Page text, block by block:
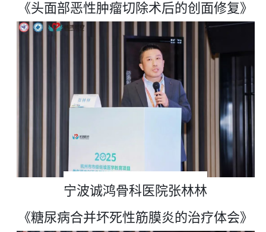
《头面部恶性肿瘤切除术后的创面修复》
宁波诚鸿骨科医院张林林
《糖尿病合并坏死性筋膜炎的治疗体会》